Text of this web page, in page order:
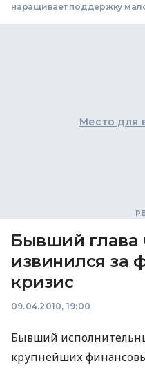
наращивает поддержку
Место для
Бывший глава
извинился за
кризис
09.04.2010, 19:00
Бывший
крупнейших